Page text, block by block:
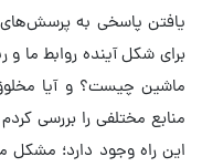
یافتن پاسخی به
برای شکل آینده روابط ما و
ماشین چیست؟ و آیا مخلوق
منابع مختلفی را بررسی
این راه وجود دارد؛ مشکل